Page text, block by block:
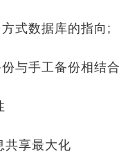
式数据库的指向;
与手工备份相结
享最大化